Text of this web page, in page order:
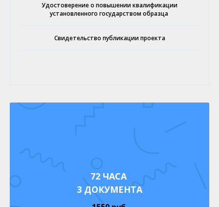
Удостоверение о повышении квалификации
установленного государством образца
Свидетельство публикации проекта
72 ЧАСА
3 ДОКУМЕНТА